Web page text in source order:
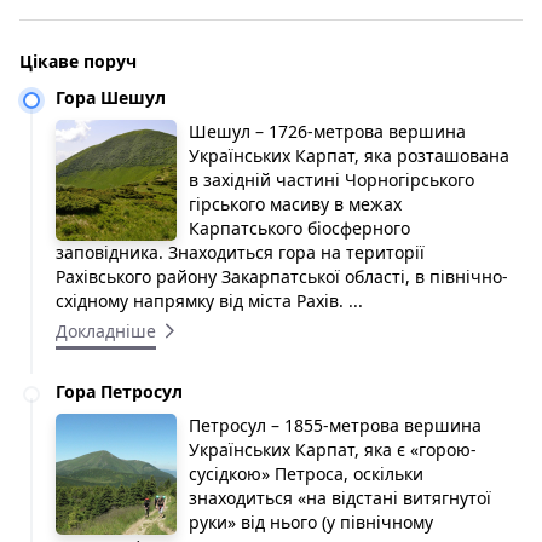
Цікаве поруч
Гора Шешул
Шешул – 1726-метрова вершина
Українських Карпат, яка розташована
в західній частині Чорногірського
гірського масиву в межах
Карпатського біосферного
заповідника. Знаходиться гора на території
Рахівського району Закарпатської області, в північно-
східному напрямку від міста Рахів. ...
Докладніше
Гора Петросул
Петросул – 1855-метрова вершина
Українських Карпат, яка є «горою-
сусідкою» Петроса, оскільки
знаходиться «на відстані витягнутої
руки» від нього (у північному